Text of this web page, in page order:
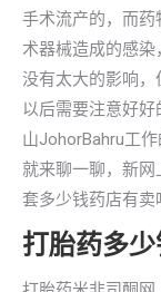
手术流产的，而
术器械造成的感
没有太大的影响
以后需要注意好
山JohorBahru工
就来聊一聊，新
套多少钱药店有卖
打胎药多